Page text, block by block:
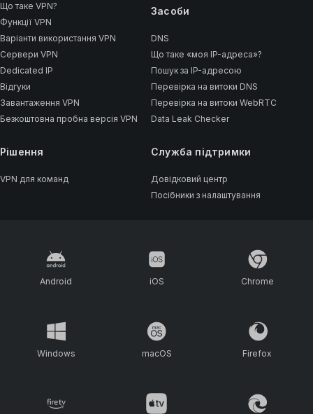
Що таке VPN?
Функції VPN
Варіанти використання VPN
Сервери VPN
Dedicated IP
Відгуки
Завантаження VPN
Безкоштовна пробна версія VPN
Рішення
VPN для команд
Засоби
DNS
Що таке «моя IP-адреса»?
Пошук за IP-адресою
Перевірка на витоки DNS
Перевірка на витоки WebRTC
Data Leak Checker
Cлужба підтримки
Довідковий центр
Посібники з налаштування
Android iOS Chrome
Windows macOS Firefox